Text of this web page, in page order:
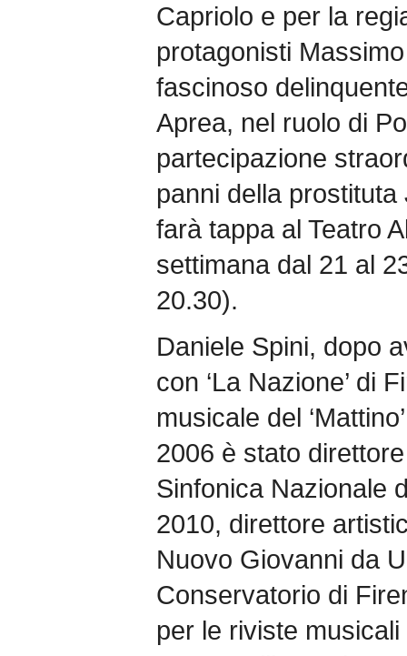
Capriolo e per la
protagonisti
fascinoso
Aprea, nel ruolo di
partecipazione
panni della
farà tappa al Teatro
settimana dal 21 al
20.30).
Daniele Spini, dopo
con ‘La Nazione’ di
musicale del
2006 è stato
Sinfonica Nazionale
2010, direttore
Nuovo Giovanni da
Conservatorio di
per le riviste